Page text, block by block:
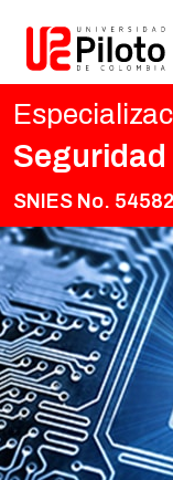
Diplomados
Posgrados
Cursos
Admisiones
Contacto
SNIES No.